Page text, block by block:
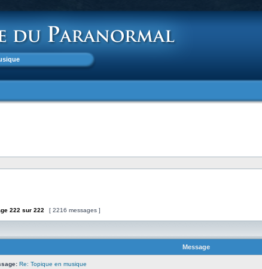
222 sur 222 [ 2216 messages ]
Message
Re: Topique en musique